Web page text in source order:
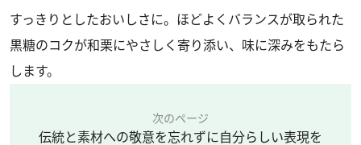
すっきりとしたおいしさに。ほどよくバランスが取られた
黒糖のコクが和栗にやさしく寄り添い、味に深みをもたら
します。
次のページ
伝統と素材への敬意を忘れずに自分らしい表現を